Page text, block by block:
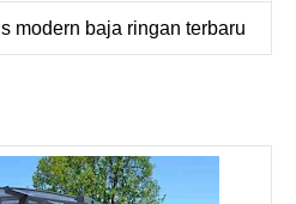
modern baja ringan terbaru